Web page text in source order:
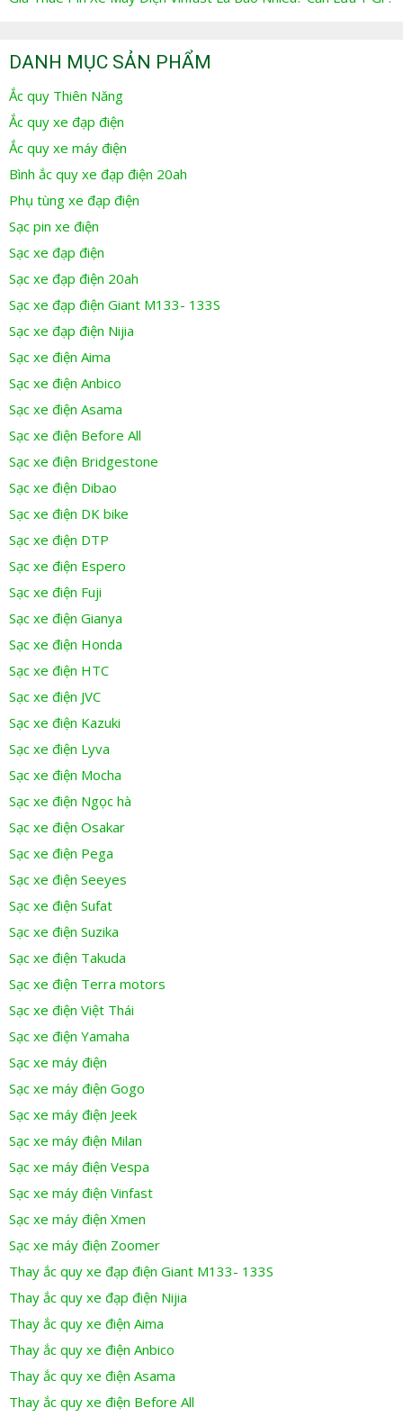
DANH MỤC SẢN PHẨM
Ắc quy Thiên Năng
Ắc quy xe đạp điện
Ắc quy xe máy điện
Bình ắc quy xe đạp điện 20ah
Phụ tùng xe đạp điện
Sạc pin xe điện
Sạc xe đạp điện
Sạc xe đạp điện 20ah
Sạc xe đạp điện Giant M133- 133S
Sạc xe đạp điện Nijia
Sạc xe điện Aima
Sạc xe điện Anbico
Sạc xe điện Asama
Sạc xe điện Before All
Sạc xe điện Bridgestone
Sạc xe điện Dibao
Sạc xe điện DK bike
Sạc xe điện DTP
Sạc xe điện Espero
Sạc xe điện Fuji
Sạc xe điện Gianya
Sạc xe điện Honda
Sạc xe điện HTC
Sạc xe điện JVC
Sạc xe điện Kazuki
Sạc xe điện Lyva
Sạc xe điện Mocha
Sạc xe điện Ngọc hà
Sạc xe điện Osakar
Sạc xe điện Pega
Sạc xe điện Seeyes
Sạc xe điện Sufat
Sạc xe điện Suzika
Sạc xe điện Takuda
Sạc xe điện Terra motors
Sạc xe điện Việt Thái
Sạc xe điện Yamaha
Sạc xe máy điện
Sạc xe máy điện Gogo
Sạc xe máy điện Jeek
Sạc xe máy điện Milan
Sạc xe máy điện Vespa
Sạc xe máy điện Vinfast
Sạc xe máy điện Xmen
Sạc xe máy điện Zoomer
Thay ắc quy xe đạp điện Giant M133- 133S
Thay ắc quy xe đạp điện Nijia
Thay ắc quy xe điện Aima
Thay ắc quy xe điện Anbico
Thay ắc quy xe điện Asama
Thay ắc quy xe điện Before All